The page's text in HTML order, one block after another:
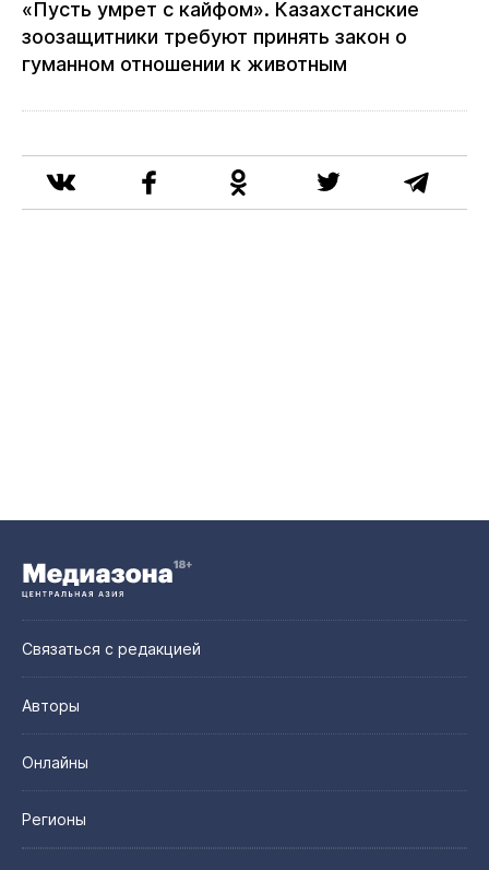
«Пусть умрет с кайфом». Казахстанские
зоозащитники требуют принять закон о
гуманном отношении к животным
Связаться с редакцией
Авторы
Онлайны
Регионы